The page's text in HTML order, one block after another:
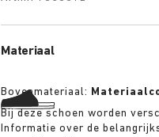
Materiaal
Bovenmateriaal:
Bij deze schoen worden
Informatie over de